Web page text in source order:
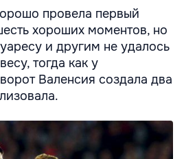
провела первый
хороших моментов, но
и другим не удалось
тогда как у
Валенсия создала два